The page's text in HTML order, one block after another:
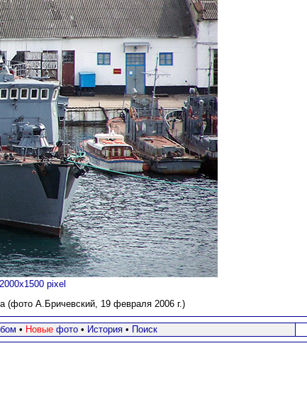
pixel
(фото А.Бричевский, 19 февраля 2006 г.)
• Новыефото • История• Поиск